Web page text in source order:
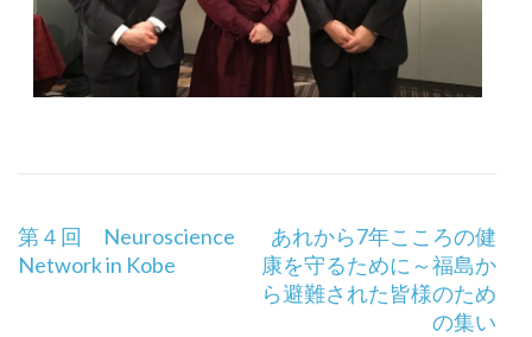
投
稿
第４回 Neuroscience
Network in Kobe
あれから7年こころの健
康を守るために～福島か
ら避難された皆様のため
の集い